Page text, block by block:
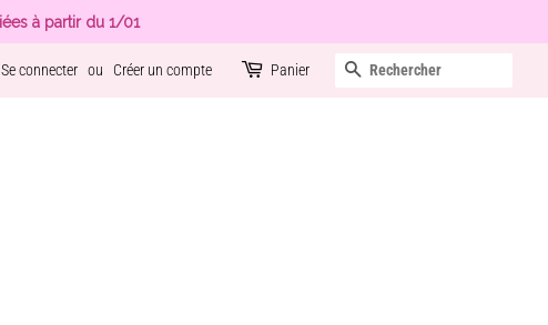
à partir du 1/01
Se connecter ou Créer un compte Panier Recherche